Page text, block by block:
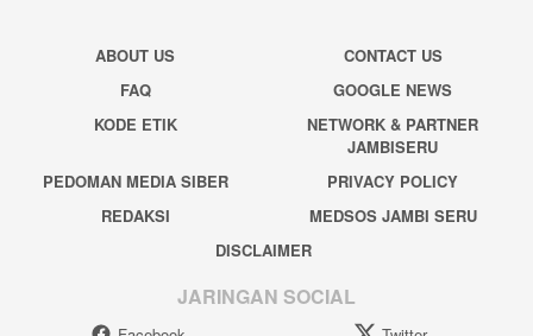
ABOUT US
CONTACT US
FAQ
GOOGLE NEWS
KODE ETIK
NETWORK & PARTNER
JAMBISERU
PEDOMAN MEDIA SIBER
PRIVACY POLICY
REDAKSI
MEDSOS JAMBI SERU
DISCLAIMER
JARINGAN SOCIAL